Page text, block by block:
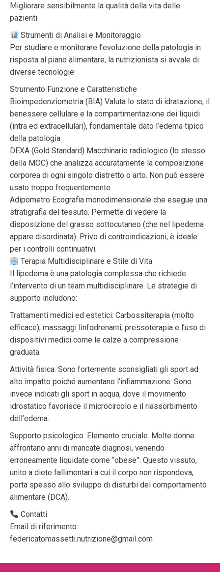
Migliorare sensibilmente la qualità della vita delle
pazienti.
Strumenti di Analisi e Monitoraggio
Per studiare e monitorare l’evoluzione della patologia in
risposta al piano alimentare, la nutrizionista si avvale di
diverse tecnologie:
Strumento Funzione e Caratteristiche
Bioimpedenziometria (BIA) Valuta lo stato di idratazione, il
benessere cellulare e la compartimentazione dei liquidi
(intra ed extracellulari), fondamentale dato l’edema tipico
della patologia.
DEXA (Gold Standard) Macchinario radiologico (lo stesso
della MOC) che analizza accuratamente la composizione
corporea di ogni singolo distretto o arto. Non può essere
usato troppo frequentemente.
Adipometro Ecografia monodimensionale che esegue una
stratigrafia del tessuto. Permette di vedere la
disposizione del grasso sottocutaneo (che nel lipedema
appare disordinata). Privo di controindicazioni, è ideale
per i controlli continuativi.
Terapia Multidisciplinare e Stile di Vita
Il lipedema è una patologia complessa che richiede
l’intervento di un team multidisciplinare. Le strategie di
supporto includono:
Trattamenti medici ed estetici: Carbossiterapia (molto
efficace), massaggi linfodrenanti, pressoterapia e l’uso di
dispositivi medici come le calze a compressione
graduata.
Attività fisica: Sono fortemente sconsigliati gli sport ad
alto impatto poiché aumentano l’infiammazione. Sono
invece indicati gli sport in acqua, dove il movimento
idrostatico favorisce il microcircolo e il riassorbimento
dell’edema.
Supporto psicologico: Elemento cruciale. Molte donne
affrontano anni di mancate diagnosi, venendo
erroneamente liquidate come “obese”. Questo vissuto,
unito a diete fallimentari a cui il corpo non rispondeva,
porta spesso allo sviluppo di disturbi del comportamento
alimentare (DCA).
Contatti
Email di riferimento:
federicatomassetti.nutrizione@gmail.com